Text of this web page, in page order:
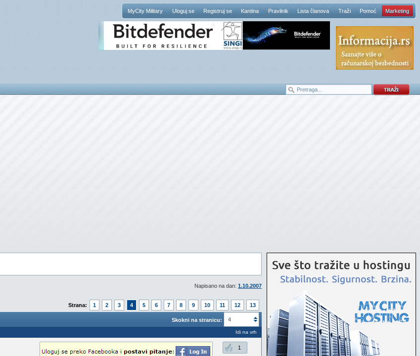
MyCity Military Uloguj se Registruj se Kantina Pravilnik Lista članova Traži Pomoć Marketing
Napisano na dan: 1.10.2007
Strana: 1 2 3 4 5 6 7 8 9 10 11 12 13
Skokni na stranicu: 4
Idi na vrh
1